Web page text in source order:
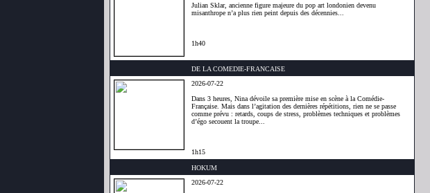
Julian Sklar, ancienne figure majeure du pop art londonien devenu
misanthrope n’a plus rien peint depuis des décennies...
1h40
DE LA COMEDIE-FRANCAISE
2026-07-22
Dans 3 heures, Nina dévoile sa première mise en scène à la Comédie-
Française. Mais dans l’agitation des dernières répétitions, rien ne se passe
comme prévu : retards, coups de stress, problèmes techniques et problèmes
d’égo secouent la troupe...
1h15
HOKUM
2026-07-22